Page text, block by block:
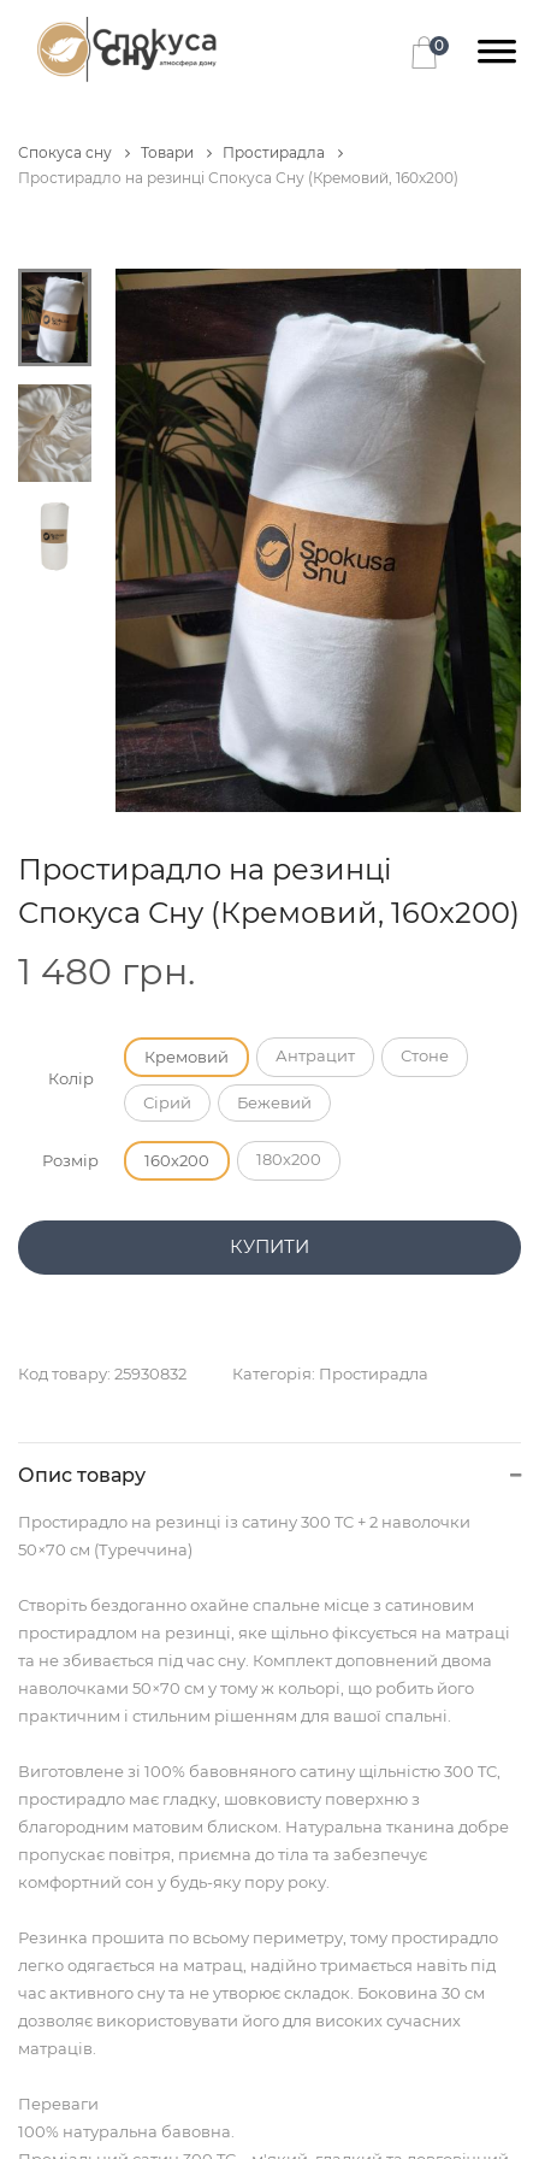
0
Спокуса сну Товари
Простирадла
Простирадло на резинці Спокуса Сну (Кремовий, 160х200)
Простирадло на резинці
Спокуса Сну (Кремовий, 160х200)
1 480 грн.
Колір
Кремовий Антрацит Стоне
Сірий Бежевий
Розмір 160х200 180х200
КУПИТИ
Код товару: 25930832 Категорія: Простирадла
Опис товару
Простирадло на резинці із сатину 300 TC + 2 наволочки
50×70 см (Туреччина)
Створіть бездоганно охайне спальне місце з сатиновим
простирадлом на резинці, яке щільно фіксується на матраці
та не збивається під час сну. Комплект доповнений двома
наволочками 50×70 см у тому ж кольорі, що робить його
практичним і стильним рішенням для вашої спальні.
Виготовлене зі 100% бавовняного сатину щільністю 300 TC,
простирадло має гладку, шовковисту поверхню з
благородним матовим блиском. Натуральна тканина добре
пропускає повітря, приємна до тіла та забезпечує
комфортний сон у будь-яку пору року.
Резинка прошита по всьому периметру, тому простирадло
легко одягається на матрац, надійно тримається навіть під
час активного сну та не утворює складок. Боковина 30 см
дозволяє використовувати його для високих сучасних
матраців.
Переваги
100% натуральна бавовна.